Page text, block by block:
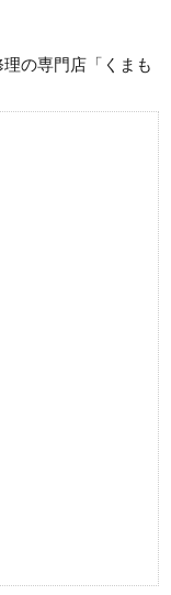
の専門店「くまも